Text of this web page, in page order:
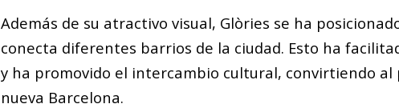
Además de su atractivo visual, Glòries se ha
conecta diferentes barrios de la ciudad. Esto ha
y ha promovido el intercambio cultural, convirtiendo al
nueva Barcelona.